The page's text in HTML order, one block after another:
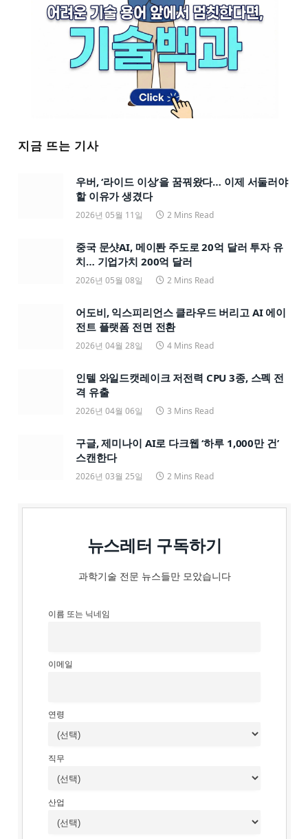
지금 뜨는 기사
우버, ‘라이드 이상’을 꿈꿔왔다… 이제 서둘러야
할 이유가 생겼다
2026년 05월 11일 2 Mins Read
중국 문샷AI, 메이퇀 주도로 20억 달러 투자 유
치… 기업가치 200억 달러
2026년 05월 08일 2 Mins Read
어도비, 익스피리언스 클라우드 버리고 AI 에이
전트 플랫폼 전면 전환
2026년 04월 28일 4 Mins Read
인텔 와일드캣레이크 저전력 CPU 3종, 스펙 전
격 유출
2026년 04월 06일 3 Mins Read
구글, 제미나이 AI로 다크웹 ‘하루 1,000만 건’
스캔한다
2026년 03월 25일 2 Mins Read
뉴스레터 구독하기
과학기술 전문 뉴스들만 모았습니다
이름 또는 닉네임
이메일
연령
직무
산업